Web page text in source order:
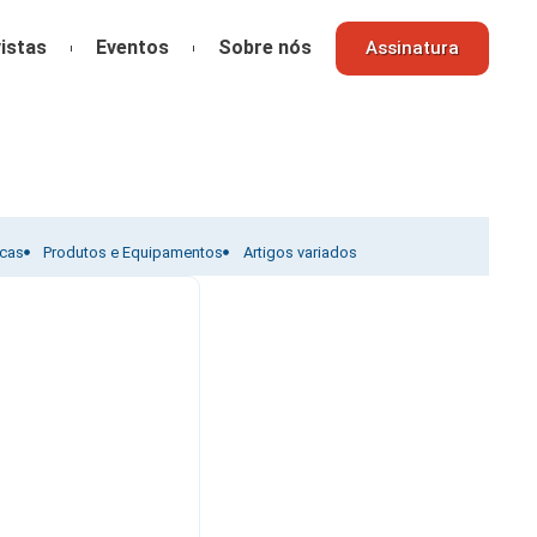
Eventos Sobre nós Assinatura
Produtos e Equipamentos Artigos variados